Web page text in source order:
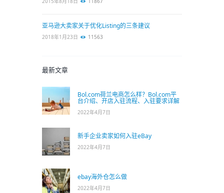
亚马逊大卖家关于优化Listing的三条建议
2018年1月23日 11563
最新文章
Bol.com荷兰电商怎么样？Bol.com平
台介绍、开店入驻流程、入驻要求详解
2022年4月7日
新手企业卖家如何入驻eBay
2022年4月7日
ebay海外仓怎么做
2022年4月7日